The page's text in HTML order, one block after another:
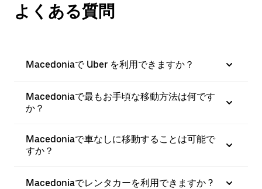
よくある質問
Macedoniaで Uber を利用できますか？
Macedoniaで最もお手頃な移動方法は何です
か？
Macedoniaで車なしに移動することは可能で
すか？
Macedoniaでレンタカーを利用できますか ?